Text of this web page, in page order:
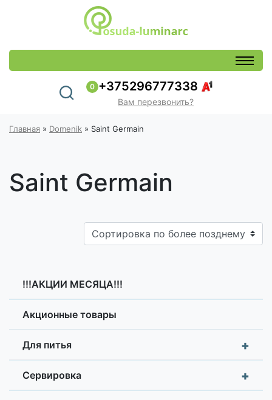
0 +375296777338
Вам перезвонить?
Главная » Domenik » Saint Germain
Saint Germain
!!!АКЦИИ МЕСЯЦА!!!
Акционные товары
+
Для питья
+
Сервировка